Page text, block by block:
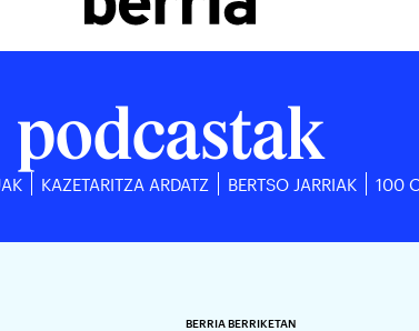
podcastak
KAZETARITZA ARDATZ BERTSO JARRIAK 100
BERRIA BERRIKETAN